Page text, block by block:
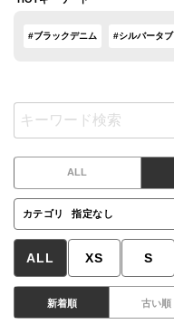
#ブラックデニム #シルバータブ
ALL
カテゴリ 指定なし
ALL XS S
新着順 古い順